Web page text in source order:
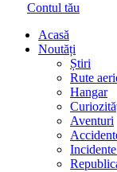
Contul tău
Acasă
Noutăți
Știri
Rute
Hangar
Aventuri